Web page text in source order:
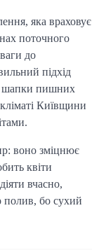
яка враховує
поточного
до
підхід
шапки пишних
Київщини
воно зміцнює
квіти
вчасно,
полив, бо сухий